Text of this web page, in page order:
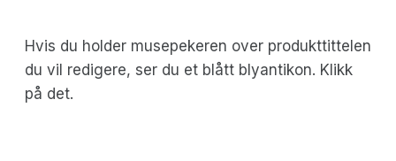
Hvis du holder musepekeren over produkttittelen
du vil redigere, ser du et blått blyantikon. Klikk
på det.